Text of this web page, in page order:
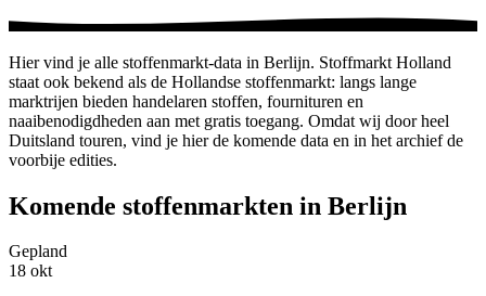
Hier vind je alle stoffenmarkt-data in Berlijn. Stoffmarkt Holland
staat ook bekend als de Hollandse stoffenmarkt: langs lange
marktrijen bieden handelaren stoffen, fournituren en
naaibenodigdheden aan met gratis toegang. Omdat wij door heel
Duitsland touren, vind je hier de komende data en in het archief de
voorbije edities.
Komende stoffenmarkten in Berlijn
Gepland
18 okt